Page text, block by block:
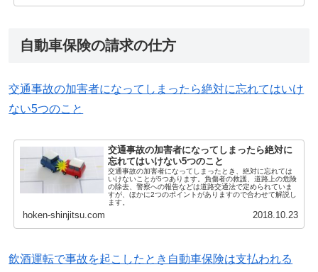
自動車保険の請求の仕方
交通事故の加害者になってしまったら絶対に忘れてはいけ
ない5つのこと
交通事故の加害者になってしまったら絶対に
忘れてはいけない5つのこと
交通事故の加害者になってしまったとき、絶対に忘れては
いけないことが5つあります。負傷者の救護、道路上の危険
の除去、警察への報告などは道路交通法で定められていま
すが、ほかに2つのポイントがありますので合わせて解説し
ます。
hoken-shinjitsu.com 2018.10.23
飲酒運転で事故を起こしたとき自動車保険は支払われる